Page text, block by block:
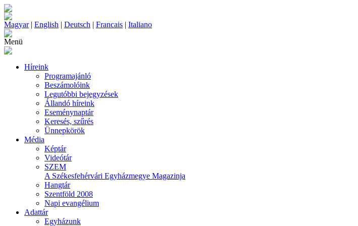
Magyar| English | Deutsch | Francais | Italiano
Menü
Híreink
Programajánló
Beszámolóink
Legutóbbi bejegyzések
Állandó híreink
Eseménynaptár
Keresés, szűrés
Ünnepkörök
Média
Képtár
Videótár
SZEM
A Székesfehérvári Egyházmegye Magazinja
Hangtár
Szentföld 2008
Napi evangélium
Adattár
Egyházunk